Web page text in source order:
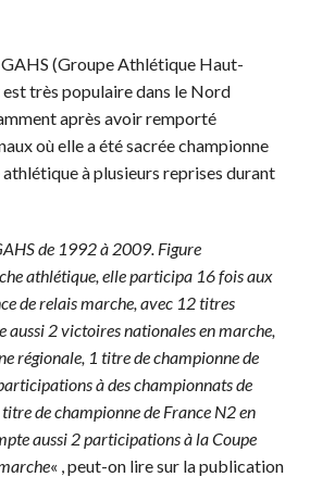
GAHS (Groupe Athlétique Haut-
très populaire dans le Nord
après avoir remporté
où elle a été sacrée championne
à plusieurs reprises durant
de 1992 à 2009. Figure
athlétique, elle participa 16 fois aux
de relais marche, avec 12 titres
aussi 2 victoires nationales en marche,
régionale, 1 titre de championne de
à des championnats de
de championne de France N2 en
aussi 2 participations à la Coupe
« , peut-on lire sur la publication